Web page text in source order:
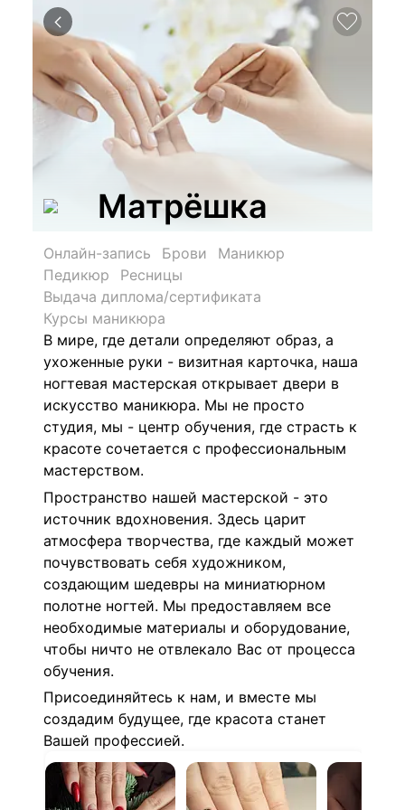
Матрёшка
Онлайн-запись Брови
Маникюр
Педикюр
Ресницы
Выдача диплома/сертификата
Курсы маникюра
В мире, где детали определяют образ, а
ухоженные руки - визитная карточка, наша
ногтевая мастерская открывает двери в
искусство маникюра. Мы не просто
студия, мы - центр обучения, где страсть к
красоте сочетается с профессиональным
мастерством.
Пространство нашей мастерской - это
источник вдохновения. Здесь царит
атмосфера творчества, где каждый может
почувствовать себя художником,
создающим шедевры на миниатюрном
полотне ногтей. Мы предоставляем все
необходимые материалы и оборудование,
чтобы ничто не отвлекало Вас от процесса
обучения.
Присоединяйтесь к нам, и вместе мы
создадим будущее, где красота станет
Вашей профессией.